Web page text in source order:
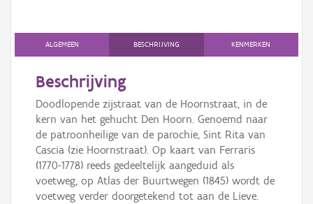
AanmeldenALGEMEEN BESCHRIJVING KENMERKEN
Beschrijving
Doodlopende zijstraat van de Hoornstraat, in de
kern van het gehucht Den Hoorn. Genoemd naar
de patroonheilige van de parochie, Sint Rita van
Cascia (zie Hoornstraat). Op kaart van Ferraris
(1770-1778) reeds gedeeltelijk aangeduid als
voetweg, op Atlas der Buurtwegen (1845) wordt de
voetweg verder doorgetekend tot aan de Lieve.